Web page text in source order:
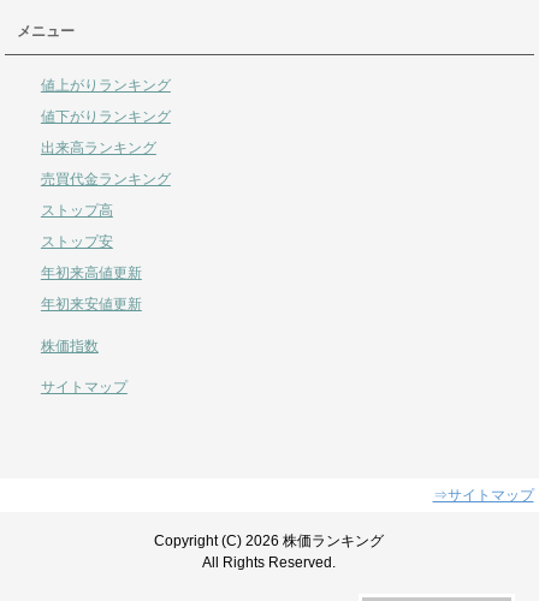
メニュー
値上がりランキング
値下がりランキング
出来高ランキング
売買代金ランキング
ストップ高
ストップ安
年初来高値更新
年初来安値更新
株価指数
サイトマップ
⇒サイトマップ
Copyright (C) 2026 株価ランキング
All Rights Reserved.